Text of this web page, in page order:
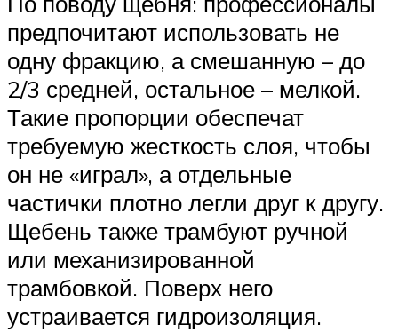
предпочитают использовать не
одну фракцию, а смешанную – до
2/3 средней, остальное – мелкой.
Такие пропорции обеспечат
требуемую жесткость слоя, чтобы
он не «играл», а отдельные
частички плотно легли друг к другу.
Щебень также трамбуют ручной
или механизированной
трамбовкой. Поверх него
устраивается гидроизоляция.